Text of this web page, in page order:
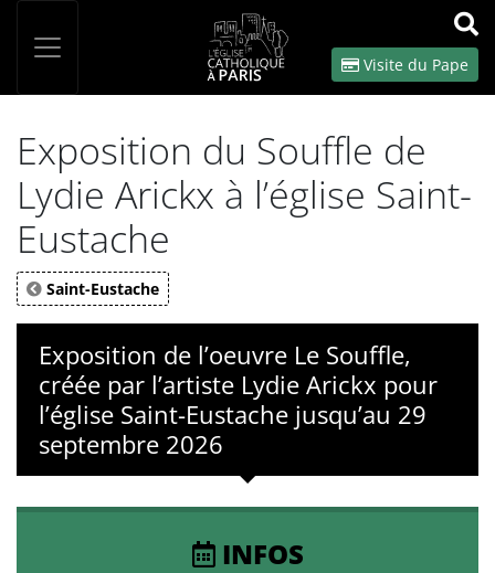
OK
Visite du Pape
Exposition du Souffle de
Lydie Arickx à l’église Saint-
Eustache
Saint-Eustache
Exposition de l’oeuvre Le Souffle,
créée par l’artiste Lydie Arickx pour
l’église Saint-Eustache jusqu’au 29
septembre 2026
INFOS
Panneau de gestion des cookies